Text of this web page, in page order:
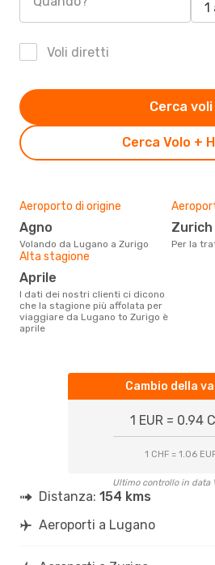
1
Voli diretti
Cerca Volo +
Cerca voli
Aeroporto di origine
Agno
Volando da Lugano a Zurigo Per la
Alta stagione
aprile
I dati dei nostri clienti ci dicono
che la stagione più affolata per
viaggiare da Lugano to Zurigo è
aprile
Cambio della
1 EUR = 0.94
1 CHF = 1.06
Ultimo controllo in data
Distanza: 154 kms
Aeroporti a Lugano